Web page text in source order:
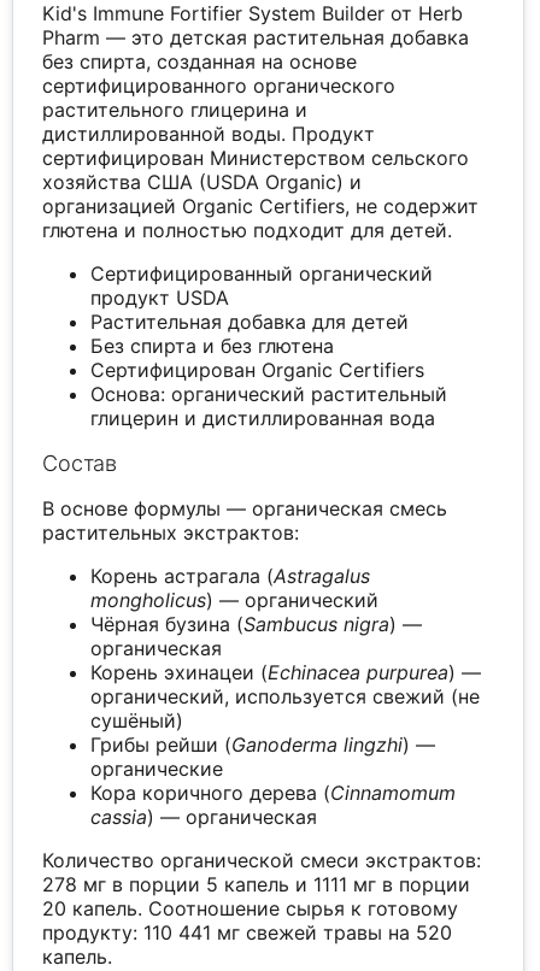
Kid's Immune Fortifier System Builder от Herb
Pharm — это детская растительная добавка
без спирта, созданная на основе
сертифицированного органического
растительного глицерина и
дистиллированной воды. Продукт
сертифицирован Министерством сельского
хозяйства США (USDA Organic) и
организацией Organic Certifiers, не содержит
глютена и полностью подходит для детей.
Сертифицированный органический
продукт USDA
Растительная добавка для детей
Без спирта и без глютена
Сертифицирован Organic Certifiers
Основа: органический растительный
глицерин и дистиллированная вода
Состав
В основе формулы — органическая смесь
растительных экстрактов:
Корень астрагала (Astragalus
mongholicus) — органический
Чёрная бузина (Sambucus nigra) —
органическая
Корень эхинацеи (Echinacea purpurea) —
органический, используется свежий (не
сушёный)
Грибы рейши (Ganoderma lingzhi) —
органические
Кора коричного дерева (Cinnamomum
cassia) — органическая
Количество органической смеси экстрактов:
278 мг в порции 5 капель и 1111 мг в порции
20 капель. Соотношение сырья к готовому
продукту: 110 441 мг свежей травы на 520
капель.